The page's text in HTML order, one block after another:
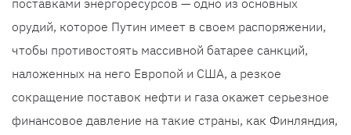
поставками энергоресурсов — одно из основных
орудий, которое Путин имеет в своем распоряжении,
чтобы противостоять массивной батарее санкций,
наложенных на него Европой и США, а резкое
сокращение поставок нефти и газа окажет серьезное
финансовое давление на такие страны, как Финляндия,